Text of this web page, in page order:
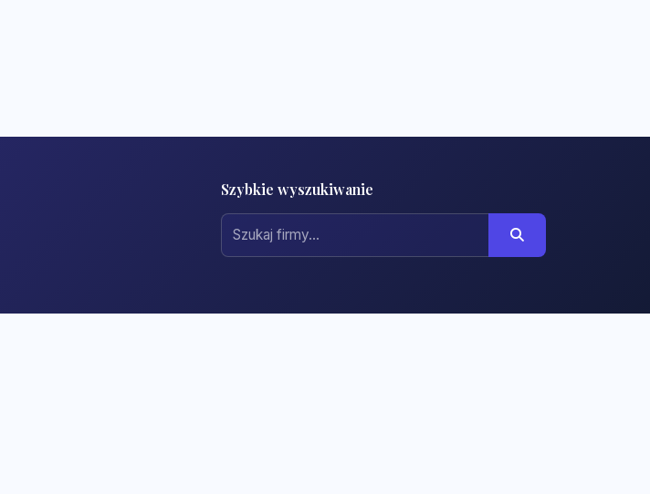
Szybkie wyszukiwanie